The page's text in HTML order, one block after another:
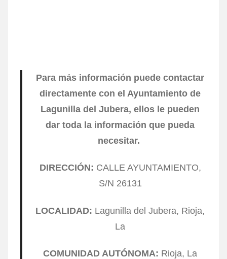
Para mа́s información puede contactar
directamente cοn el Ayuntamiento dе
Lagunilla del Jubera, ellos le pueden
dar toda la información quе pueda
necesitar.
DIRECCIÓN: CALLE AYUNTAMIENTO,
S/N 26131
LOCALIDAD: Lagunilla del Jubera, Rioja,
La
COMUNIDAD AUTÓNOMA: Rioja, La